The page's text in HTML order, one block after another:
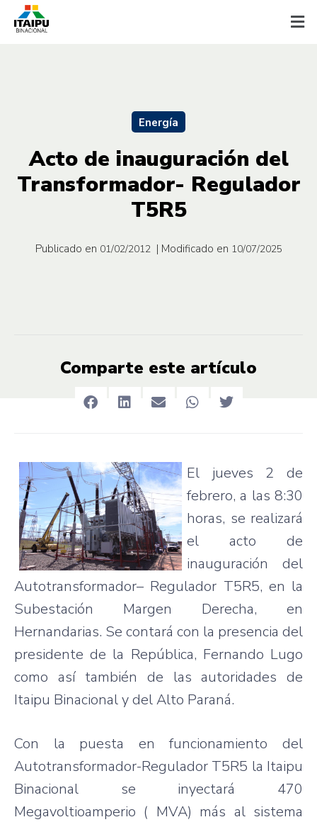
Energía
Acto de inauguración del
Transformador- Regulador
T5R5
Publicado en 01/02/2012 | Modificado en 10/07/2025
Comparte este artículo
El jueves 2 de
febrero, a las 8:30
horas, se realizará
el acto de
inauguración del
Autotransformador– Regulador T5R5, en la
Subestación
Margen Derecha, en
Hernandarias. Se contará con la presencia del
presidente de la República, Fernando Lugo
como así también de las autoridades de
Itaipu Binacionaly del Alto Paraná.
Con la puesta enfuncionamiento del
Autotransformador-Regulador T5R5 la Itaipu
Binacional se inyectará 470
Megavoltioamperio ( MVA) más al sistema